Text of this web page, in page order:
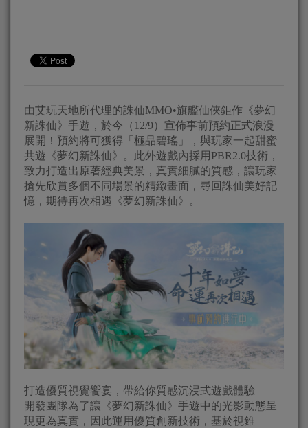
由艾玩天地所代理的誅仙MMO•旗艦仙俠鉅作《夢幻
新誅仙》手遊，於今（12/9）宣佈事前預約正式浪漫
展開！預約將可獲得「極品碧瑤」，與玩家一起甜蜜
共遊《夢幻新誅仙》。此外遊戲內採用PBR2.0技術，
致力打造出原著經典美景，真實細膩的質感，讓玩家
搶先欣賞多個不同場景的精緻畫面，尋回誅仙美好記
憶，期待再次相遇《夢幻新誅仙》。
打造優質視覺饗宴，帶給你質感沉浸式遊戲體驗
開發團隊為了讓《夢幻新誅仙》手遊中的光影動態呈
現更為真實，因此運用優質創新技術，基於視錐